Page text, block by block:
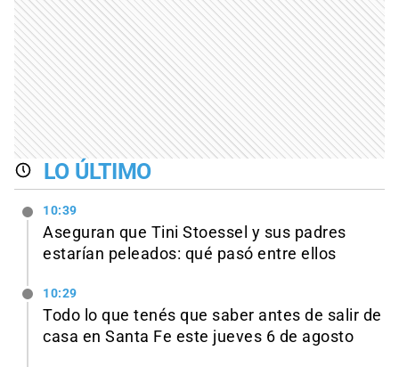
LO ÚLTIMO
10:39
Aseguran que Tini Stoessel y sus padres
estarían peleados: qué pasó entre ellos
10:29
Todo lo que tenés que saber antes de salir de
casa en Santa Fe este jueves 6 de agosto